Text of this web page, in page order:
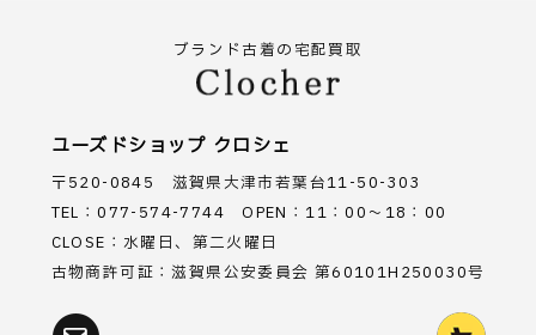
ブランド古着の宅配買取
ユーズドショップ クロシェ
〒520-0845 滋賀県大津市若葉台11-50-303
TEL：077-574-7744 OPEN：11：00～18：00
CLOSE：水曜日、第二火曜日
古物商許可証：滋賀県公安委員会 第60101H250030号